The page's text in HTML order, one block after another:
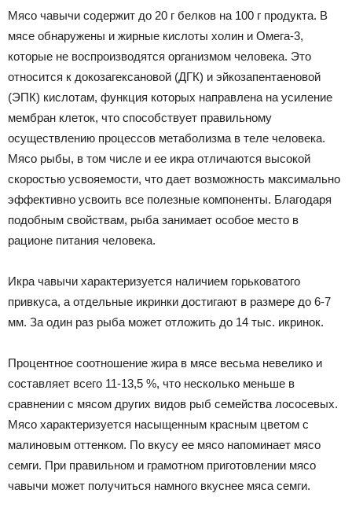
Мясо чавычи содержит до 20 г белков на 100 г продукта. В
мясе обнаружены и жирные кислоты холин и Омега-3,
которые не воспроизводятся организмом человека. Это
относится к докозагексановой (ДГК) и эйкозапентаеновой
(ЭПК) кислотам, функция которых направлена на усиление
мембран клеток, что способствует правильному
осуществлению процессов метаболизма в теле человека.
Мясо рыбы, в том числе и ее икра отличаются высокой
скоростью усвояемости, что дает возможность максимально
эффективно усвоить все полезные компоненты. Благодаря
подобным свойствам, рыба занимает особое место в
рационе питания человека.
Икра чавычи характеризуется наличием горьковатого
привкуса, а отдельные икринки достигают в размере до 6-7
мм. За один раз рыба может отложить до 14 тыс. икринок.
Процентное соотношение жира в мясе весьма невелико и
составляет всего 11-13,5 %, что несколько меньше в
сравнении с мясом других видов рыб семейства лососевых.
Мясо характеризуется насыщенным красным цветом с
малиновым оттенком. По вкусу ее мясо напоминает мясо
семги. При правильном и грамотном приготовлении мясо
чавычи может получиться намного вкуснее мяса семги.